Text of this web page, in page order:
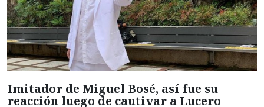
Imitador de Miguel Bosé, así fue su
reacción luego de cautivar a Lucero